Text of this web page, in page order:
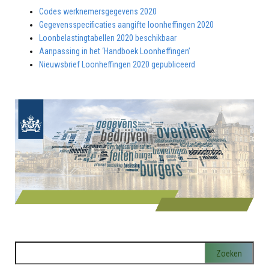
Codes werknemersgegevens 2020
Gegevensspecificaties aangifte loonheffingen 2020
Loonbelastingtabellen 2020 beschikbaar
Aanpassing in het ‘Handboek Loonheffingen’
Nieuwsbrief Loonheffingen 2020 gepubliceerd